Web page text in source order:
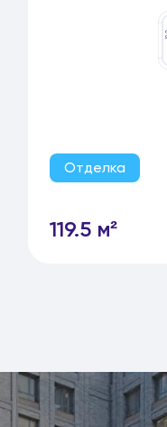
Отделка
119.5 м²